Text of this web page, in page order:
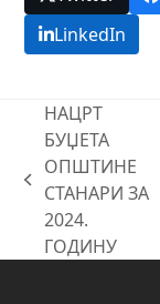
LinkedIn
previous
post:
НАЦРТ
БУЏЕТА
ОПШТИНЕ
СТАНАРИ ЗА
2024.
ГОДИНУ